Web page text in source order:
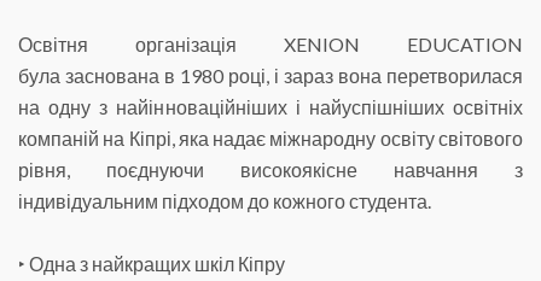
Освітня організація XENION EDUCATION
була заснована в 1980 році, і зараз вона перетворилася
на одну з найінноваційніших і найуспішніших освітніх
компаній на Кіпрі, яка надає міжнародну освіту світового
рівня, поєднуючи високоякісне навчання з
індивідуальним підходом до кожного студента.
‣ Одна з найкращих шкіл Кіпру